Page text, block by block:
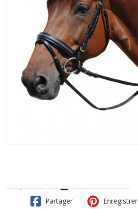
Partager Enregistrer